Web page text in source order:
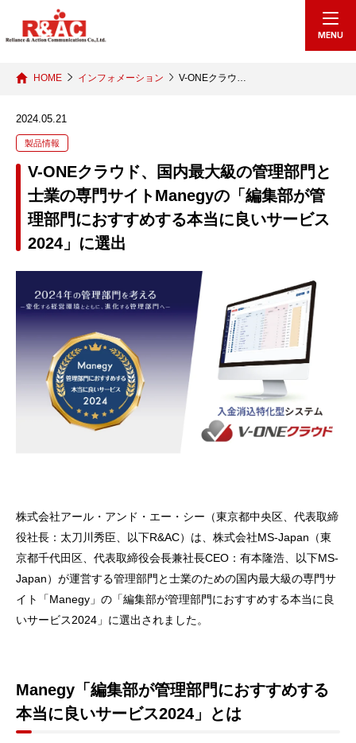
MENU
HOME インフォメーション V-ONEクラウ…
2024.05.21
製品情報
V-ONEクラウド、国内最大級の管理部門と
士業の専門サイトManegyの「編集部が管
理部門におすすめする本当に良いサービス
2024」に選出
株式会社アール・アンド・エー・シー（東京都中央区、代表取締
役社長：太刀川秀臣、以下R&AC）は、株式会社MS-Japan（東
京都千代田区、代表取締役会長兼社長CEO：有本隆浩、以下MS-
Japan）が運営する管理部門と士業のための国内最大級の専門サ
イト「Manegy」の「編集部が管理部門におすすめする本当に良
いサービス2024」に選出されました。
Manegy「編集部が管理部門におすすめする
本当に良いサービス2024」とは